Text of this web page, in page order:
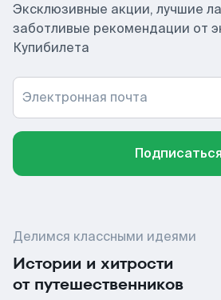
Эксклюзивные акции, лучшие
заботливые рекомендации от
Купибилета
Электронная почта
Подписаться
Делимся классными идеями
Истории и хитрости
от путешественников